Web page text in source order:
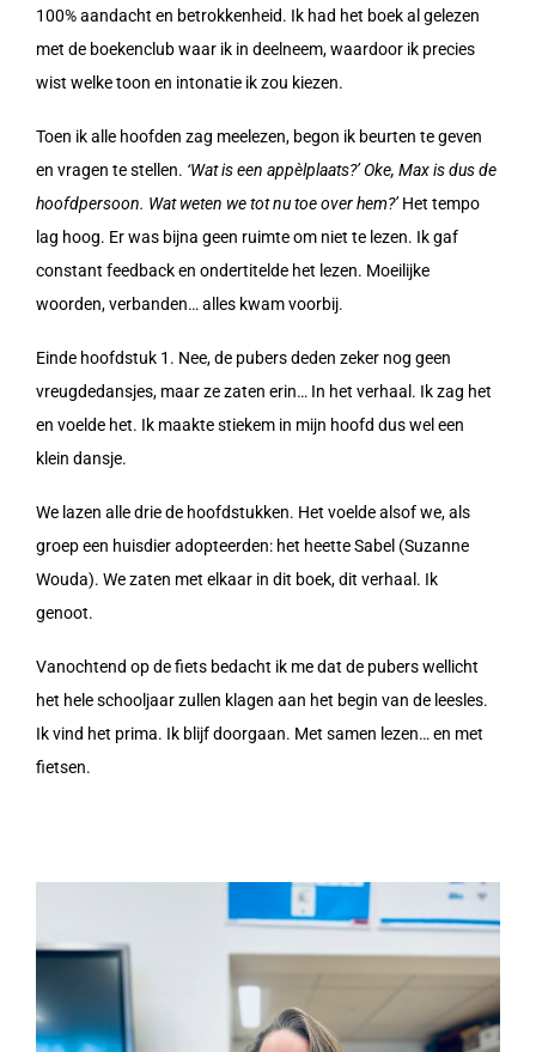
100% aandacht en betrokkenheid. Ik had het boek al gelezen
met de boekenclub waar ik in deelneem, waardoor ik precies
wist welke toon en intonatie ik zou kiezen.
Toen ik alle hoofden zag meelezen, begon ik beurten te geven
en vragen te stellen. ‘Wat is een appèlplaats?’Oke, Max is dus de
hoofdpersoon. Wat weten we tot nu toe over hem?’Het tempo
lag hoog. Er was bijna geen ruimte om niet te lezen. Ik gaf
constant feedback en ondertitelde het lezen. Moeilijke
woorden, verbanden… alles kwam voorbij.
Einde hoofdstuk 1. Nee, de pubers deden zeker nog geen
vreugdedansjes, maar ze zaten erin… In het verhaal. Ik zag het
en voelde het. Ik maakte stiekem in mijn hoofd dus wel een
klein dansje.
We lazen alle drie de hoofdstukken. Het voelde alsof we, als
groep een huisdier adopteerden: het heette Sabel (Suzanne
Wouda). We zaten met elkaar in dit boek, dit verhaal. Ik
genoot.
Vanochtend op de fiets bedacht ik me dat de pubers wellicht
het hele schooljaar zullen klagen aan het begin van de leesles.
Ik vind het prima. Ik blijf doorgaan. Met samen lezen… en met
fietsen.